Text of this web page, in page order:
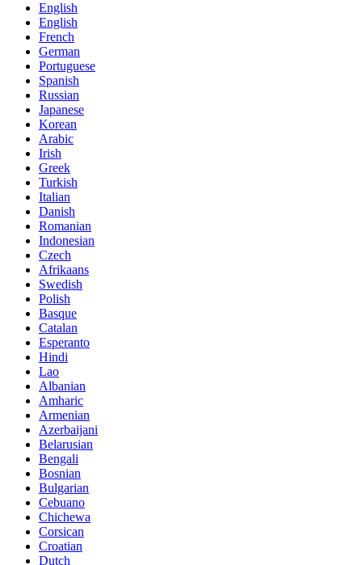
English
English
French
German
Portuguese
Spanish
Russian
Japanese
Korean
Arabic
Irish
Greek
Turkish
Italian
Danish
Romanian
Indonesian
Czech
Afrikaans
Swedish
Polish
Basque
Catalan
Esperanto
Hindi
Lao
Albanian
Amharic
Armenian
Azerbaijani
Belarusian
Bengali
Bosnian
Bulgarian
Cebuano
Chichewa
Corsican
Croatian
Dutch